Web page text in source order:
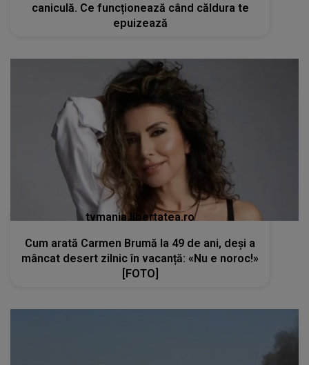
caniculă. Ce funcționează când căldura te
epuizează
tvmania.libertatea.ro
Cum arată Carmen Brumă la 49 de ani, deși a
mâncat desert zilnic în vacanță: «Nu e noroc!»
[FOTO]